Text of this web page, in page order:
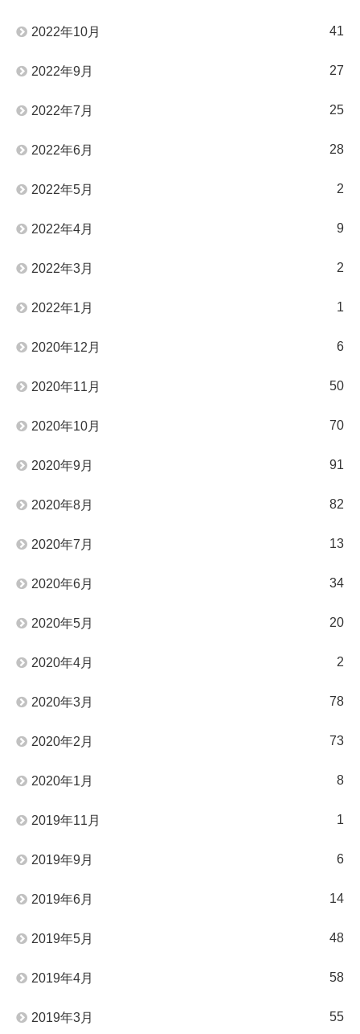
2022年10月 41
2022年9月 27
2022年7月 25
2022年6月 28
2022年5月 2
2022年4月 9
2022年3月 2
2022年1月 1
2020年12月 6
2020年11月 50
2020年10月 70
2020年9月 91
2020年8月 82
2020年7月 13
2020年6月 34
2020年5月 20
2020年4月 2
2020年3月 78
2020年2月 73
2020年1月 8
2019年11月 1
2019年9月 6
2019年6月 14
2019年5月 48
2019年4月 58
2019年3月 55